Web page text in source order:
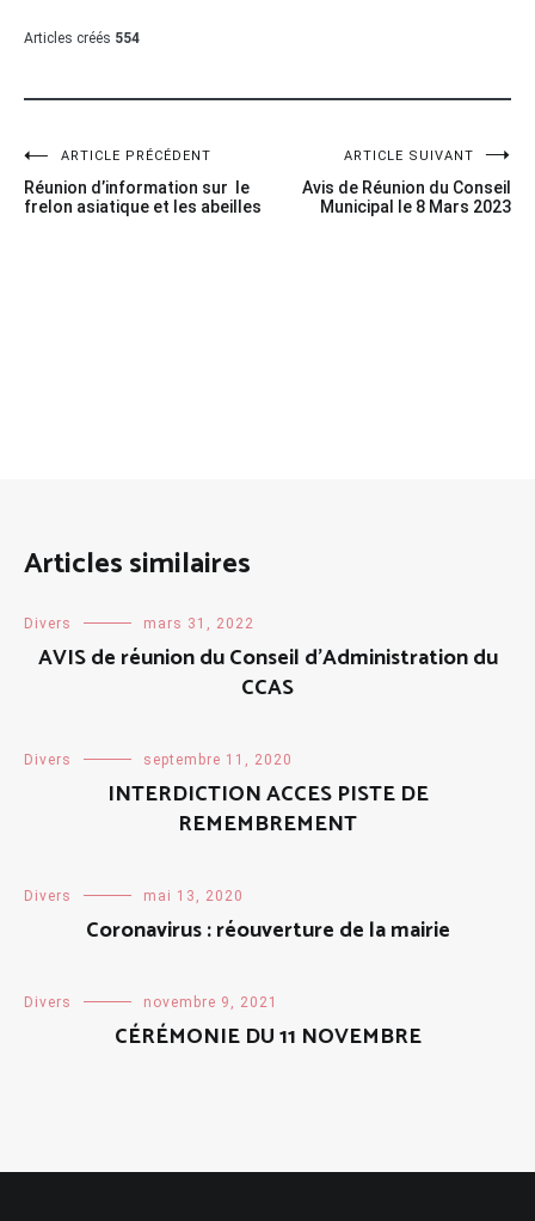
Articles créés 554
Navigation
de
ARTICLE PRÉCÉDENT
Réunion d’information sur le
frelon asiatique et les abeilles
ARTICLE SUIVANT
Avis de Réunion du Conseil
Municipal le 8 Mars 2023
Articles similaires
Divers mars 31, 2022
AVIS de réunion du Conseil d’Administration du
CCAS
Divers septembre 11, 2020
INTERDICTION ACCES PISTE DE
REMEMBREMENT
Divers mai 13, 2020
Coronavirus : réouverture de la mairie
Divers novembre 9, 2021
CÉRÉMONIE DU 11 NOVEMBRE